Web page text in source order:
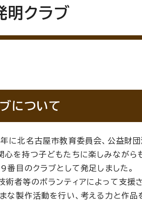
明クラブ
について
に北名古屋市教育委員会、公益財
を持つ子どもたちに楽しみながら
目のクラブとして発足しました。
者等のボランティアによって支援
な製作活動を行い、考える力と作品